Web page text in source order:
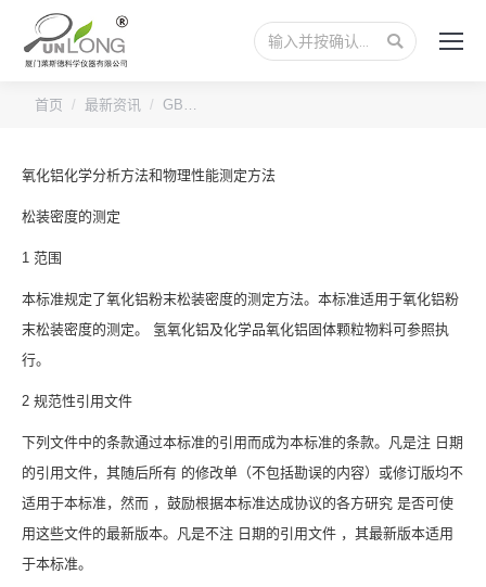
搜
索：
您的位置：
首页 最新资讯 GB…
氧化铝化学分析方法和物理性能测定方法
松装密度的测定
1 范围
本标准规定了氧化铝粉末松装密度的测定方法。本标准适用于氧化铝粉
末松装密度的测定。 氢氧化铝及化学品氧化铝固体颗粒物料可参照执
行。
2 规范性引用文件
下列文件中的条款通过本标准的引用而成为本标准的条款。凡是注 日期
的引用文件，其随后所有 的修改单（不包括勘误的内容）或修订版均不
适用于本标准，然而 ，鼓励根据本标准达成协议的各方研究 是否可使
用这些文件的最新版本。凡是不注 日期的引用文件 ，其最新版本适用
于本标准。